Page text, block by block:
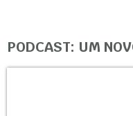
PODCAST: UM